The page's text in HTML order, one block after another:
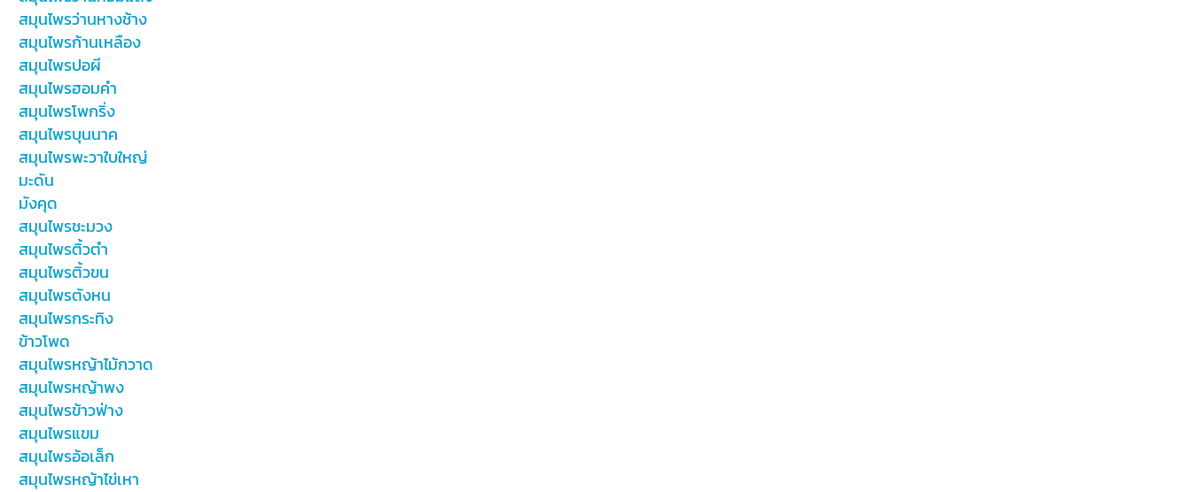
สมุนไพรว่านหางช้าง
สมุนไพรก้านเหลือง
สมุนไพรปอผี
สมุนไพรฮอมคำ
สมุนไพรโพกริ่ง
สมุนไพรบุนนาค
สมุนไพรพะวาใบใหญ่
มะดัน
มังคุด
สมุนไพรชะมวง
สมุนไพรติ้วตำ
สมุนไพรติ้วขน
สมุนไพรตังหน
สมุนไพรกระทิง
ข้าวโพด
สมุนไพรหญ้าไม้กวาด
สมุนไพรหญ้าพง
สมุนไพรข้าวฟ่าง
สมุนไพรแขม
สมุนไพรอ้อเล็ก
สมุนไพรหญ้าไข่เหา